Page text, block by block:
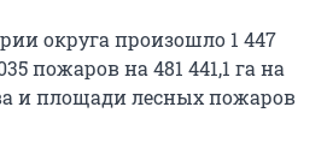
округа произошло 1 447
пожаров на 481 441,1 га на
и площади лесных пожаров